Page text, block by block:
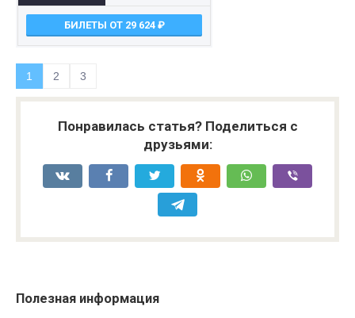
БИЛЕТЫ ОТ 29 624
1 2 3
Понравилась статья? Поделиться с
друзьями:
Полезная информация